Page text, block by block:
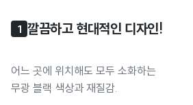
1 깔끔하고 현대적인 디자인!
어느 곳에 위치해도 모두 소화하는
무광 블랙 색상과 재질감.